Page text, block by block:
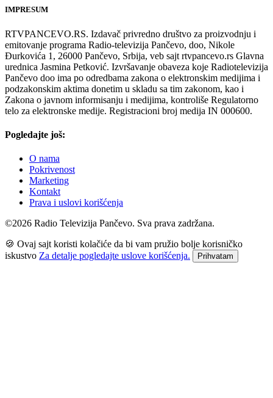
IMPRESUM
RTVPANCEVO.RS. Izdavač privredno društvo za proizvodnju i
emitovanje programa Radio-televizija Pančevo, doo, Nikole
Đurkovića 1, 26000 Pančevo, Srbija, veb sajt rtvpancevo.rs Glavna
urednica Jasmina Petković. Izvršavanje obaveza koje Radiotelevizija
Pančevo doo ima po odredbama zakona o elektronskim medijima i
podzakonskim aktima donetim u skladu sa tim zakonom, kao i
Zakona o javnom informisanju i medijima, kontroliše Regulatorno
telo za elektronske medije. Registracioni broj medija IN 000600.
Pogledajte još:
O nama
Pokrivenost
Marketing
Kontakt
Prava i uslovi korišćenja
©2026 Radio Televizija Pančevo. Sva prava zadržana.
🍪 Ovaj sajt koristi kolačiće da bi vam pružio bolje korisničko
iskustvo Za detalje pogledajte uslove korišćenja. Prihvatam